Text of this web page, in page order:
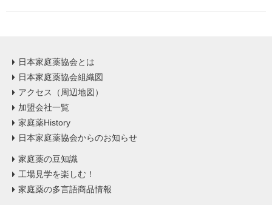
日本家庭薬協会とは
日本家庭薬協会組織図
アクセス（周辺地図）
加盟会社一覧
家庭薬History
日本家庭薬協会からのお知らせ
家庭薬の豆知識
工場見学を楽しむ！
家庭薬の多言語商品情報